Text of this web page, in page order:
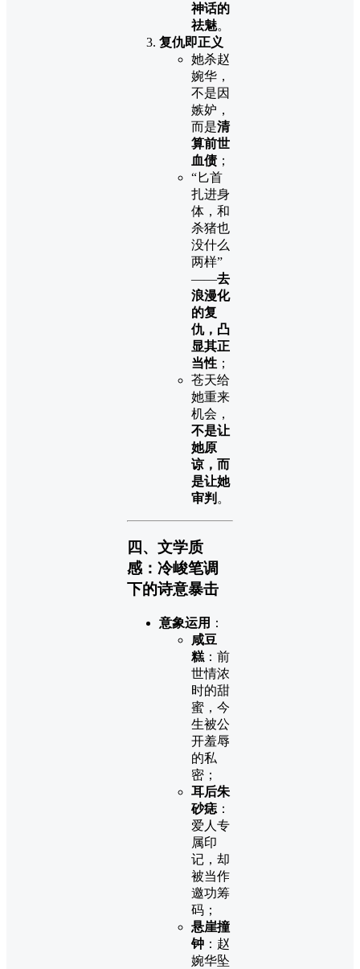
神话的
祛魅。
复仇即正义
她杀赵
婉华，
不是因
嫉妒，
而是清
算前世
血债；
“匕首
扎进身
体，和
杀猪也
没什么
两样”
——去
浪漫化
的复
仇，凸
显其正
当性 ；
苍天给
她重来
机会，
不是让
她原
谅，而
是让她
审判 。
四、文学质
感：冷峻笔调
下的诗意暴击
意象运用 ：
咸豆
糕 ：前
世情浓
时的甜
蜜，今
生被公
开羞辱
的私
密；
耳后朱
砂痣 ：
爱人专
属印
记，却
被当作
邀功筹
码；
悬崖撞
钟 ：赵
婉华坠